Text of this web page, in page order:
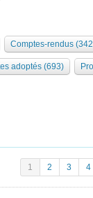
Comptes-rendus
adoptés (693)
1 2 3 4